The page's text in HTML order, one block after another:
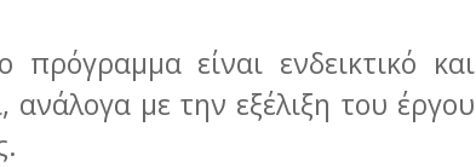
είναι ενδεικτικό και
ανάλογα με την εξέλιξη του έργου